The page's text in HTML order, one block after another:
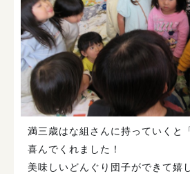
満三歳はな組さんに持っていくと
喜んでくれました！
美味しいどんぐり団子ができて嬉